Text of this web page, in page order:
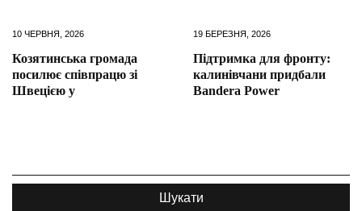
10 ЧЕРВНЯ, 2026
Козятинська громада
посилює співпрацю зі
Швецією у
19 БЕРЕЗНЯ, 2026
Підтримка для фронту:
калинівчани придбали
Bandera Power